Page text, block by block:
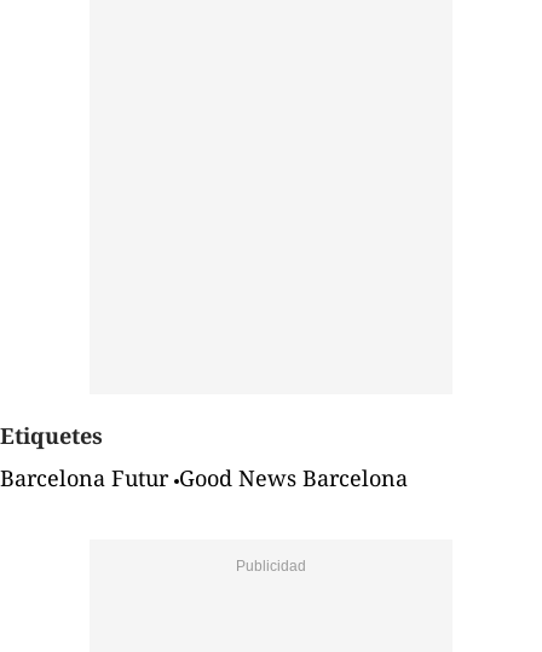
Etiquetes
Barcelona Futur Good News Barcelona